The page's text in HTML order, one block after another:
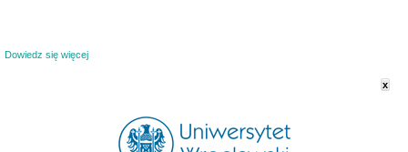
Dowiedz się więcej
x